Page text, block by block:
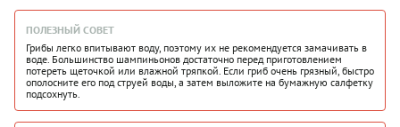
ПОЛЕЗНЫЙ СОВЕТ
Грибы легко впитывают воду, поэтому их не рекомендуется замачивать в
воде. Большинство шампиньонов достаточно перед приготовлением
потереть щеточкой или влажной тряпкой. Если гриб очень грязный, быстро
ополосните его под струей воды, а затем выложите на бумажную салфетку
подсохнуть.